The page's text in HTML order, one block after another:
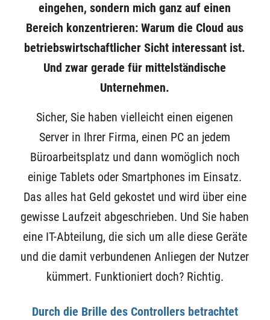
eingehen, sondern mich ganz auf einen
Bereich konzentrieren: Warum die Cloud aus
betriebswirtschaftlicher Sicht interessant ist.
Und zwar gerade für mittelständische
Unternehmen.
Sicher, Sie haben vielleicht einen eigenen
Server in Ihrer Firma, einen PC an jedem
Büroarbeitsplatz und dann womöglich noch
einige Tablets oder Smartphones im Einsatz.
Das alles hat Geld gekostet und wird über eine
gewisse Laufzeit abgeschrieben. Und Sie haben
eine IT-Abteilung, die sich um alle diese Geräte
und die damit verbundenen Anliegen der Nutzer
kümmert. Funktioniert doch? Richtig.
Durch die Brille des Controllers betrachtet